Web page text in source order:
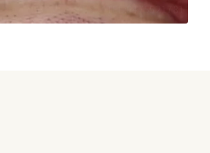
TEL:0475521781